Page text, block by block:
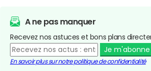
A ne pas manquer
Recevez nos astuces et bons plans
Je m'abonne
En savoir plus sur notre politique de confidentialité